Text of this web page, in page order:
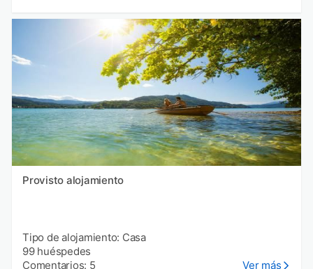
Provisto alojamiento
Tipo de alojamiento: Casa
99 huéspedes
Comentarios: 5
Ver más